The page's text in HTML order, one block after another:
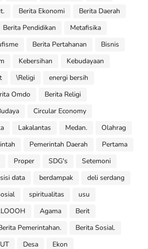
Berita Ekonomi
Berita Daerah
Berita Pendidikan
Metafisika
Berita Pertahanan
Bisnis
Kebersihan
Kebudayaan
\Religi
energi bersih
Omdo
Berita Religi
Circular Economy
Lakalantas Medan.
Olahrag
Pemerintah Daerah
Pertama
Proper SDG's
Setemoni
data berdampak
deli serdang
spiritualitas
usu
Agama
Berit
Pemerintahan.
Berita Sosial.
Desa
Ekon